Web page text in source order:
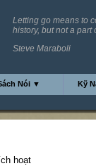
Letting go means to
history, but not a part
Steve Maraboli
Nói ▼ Kỹ
hoạt